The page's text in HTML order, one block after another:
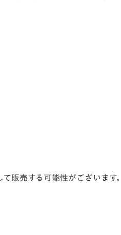
販売する可能性がございます。